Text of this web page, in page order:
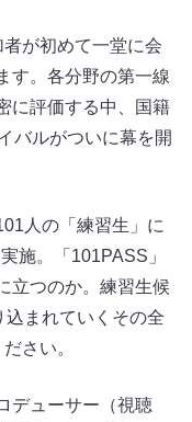
が初めて一堂に会
す。各分野の第一線
に評価する中、国籍
バルがついに幕を開
人の「練習生」に
施。「101PASS」
立つのか。練習生候
まれていくその全
さい。
デューサー（視聴